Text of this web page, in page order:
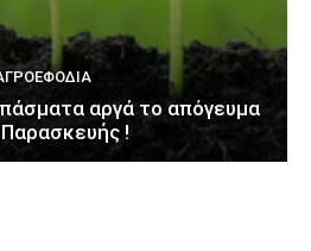
αργά το απόγευμα
!